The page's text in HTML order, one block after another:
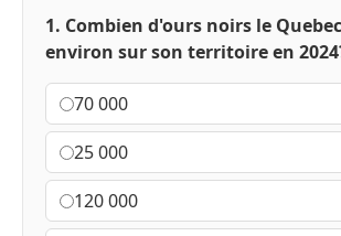
1. Combien d'ours noirs le
environ sur son territoire en
70 000
25 000
120 000